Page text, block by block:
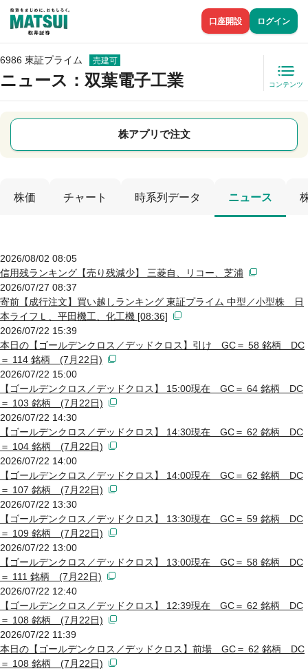
口座開設 ログイン
6986 東証プライム 売建可
ニュース ：双葉電子工業 コンテンツ
株アプリで注文
株価 チャート 時系列データ ニュース
2026/08/02 08:05
信用残ランキング【売り残減少】 三菱自、リコー、芝浦
2026/07/27 08:37
寄前【成行注文】買い越しランキング 東証プライム 中型／小型株 日
本ライフＬ、平田機工、化工機 [08:36]
2026/07/22 15:39
本日の【ゴールデンクロス／デッドクロス】引け GC＝ 58 銘柄 DC
＝ 114 銘柄 (7月22日)
2026/07/22 15:00
【ゴールデンクロス／デッドクロス】 15:00現在 GC＝ 64 銘柄 DC
＝ 103 銘柄 (7月22日)
2026/07/22 14:30
【ゴールデンクロス／デッドクロス】 14:30現在 GC＝ 62 銘柄 DC
＝ 104 銘柄 (7月22日)
2026/07/22 14:00
【ゴールデンクロス／デッドクロス】 14:00現在 GC＝ 62 銘柄 DC
＝ 107 銘柄 (7月22日)
2026/07/22 13:30
【ゴールデンクロス／デッドクロス】 13:30現在 GC＝ 59 銘柄 DC
＝ 109 銘柄 (7月22日)
2026/07/22 13:00
【ゴールデンクロス／デッドクロス】 13:00現在 GC＝ 58 銘柄 DC
＝ 111 銘柄 (7月22日)
2026/07/22 12:40
【ゴールデンクロス／デッドクロス】 12:39現在 GC＝ 62 銘柄 DC
＝ 108 銘柄 (7月22日)
2026/07/22 11:39
本日の【ゴールデンクロス／デッドクロス】前場 GC＝ 62 銘柄 DC
＝ 108 銘柄 (7月22日)